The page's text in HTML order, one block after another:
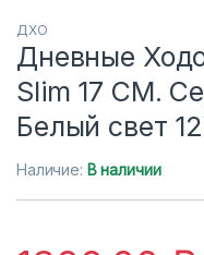
ДХО
Дневные
Slim 17 СМ.
Белый свет
Наличие: В наличии